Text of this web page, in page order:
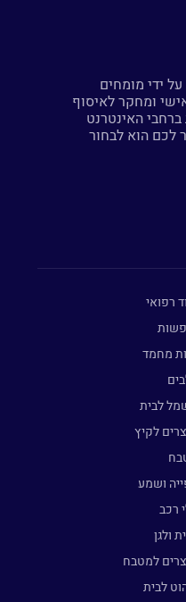
ידי מומחים
ומחקר לאיסוף
האינטרנט
לכם הוא לבחור
רפואי
מחמד
לבית
לקיץ
ושמע
רכב
ולגן
למטבח
לבית